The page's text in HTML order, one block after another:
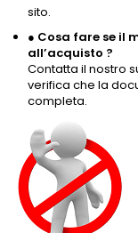
sito.
● Cosa fare se il
all’acquisto ?
Contatta il nostro
verifica che la
completa.